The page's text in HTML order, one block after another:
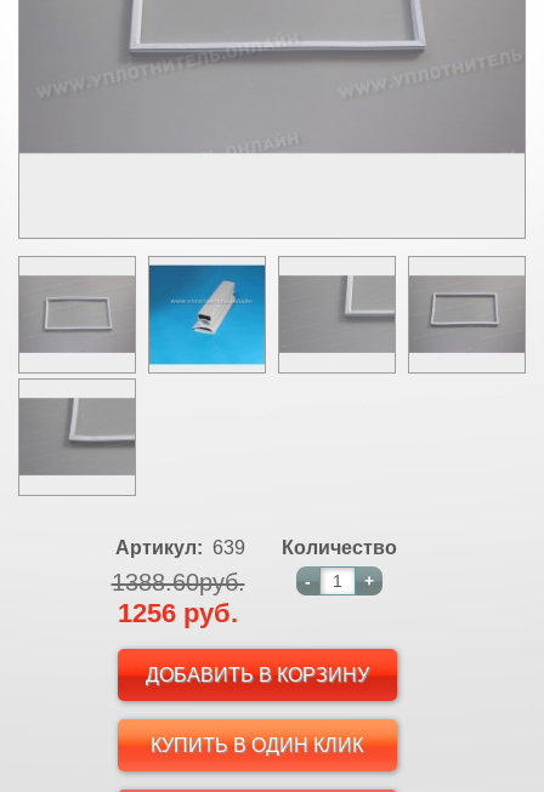
Артикул: 639
1388.60руб.
1256 руб.
Количество
- +
КУПИТЬ В ОДИН КЛИК